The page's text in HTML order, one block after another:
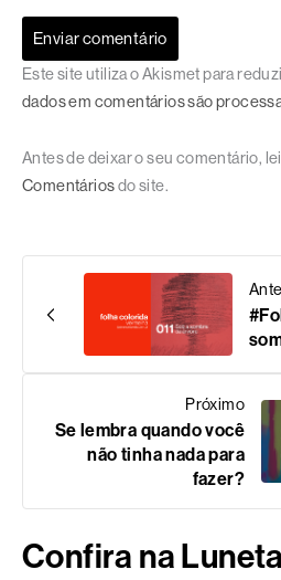
Este site utiliza o Akismet para
dados em comentários são
Antes de deixar o seu comentário,
Comentáriosdo site.
Próximo
Se lembra quando você
não tinha nada para
fazer?
Confira na Luneta